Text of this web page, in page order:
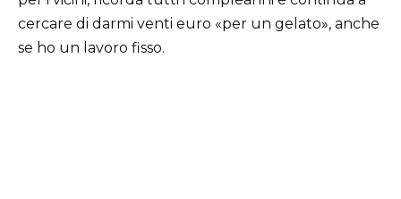
cercare di darmi venti euro «per un gelato», anche
se ho un lavoro fisso.